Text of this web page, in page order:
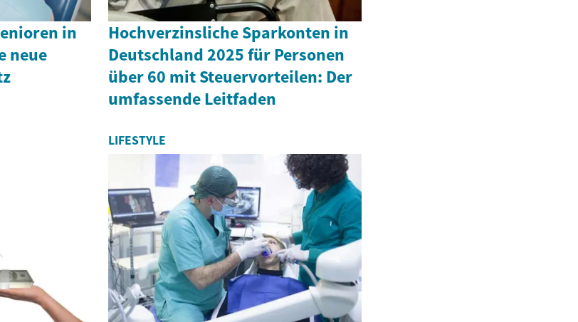
in
neue
Hochverzinsliche Sparkonten in
Deutschland 2025 für Personen
über 60 mit Steuervorteilen: Der
umfassende Leitfaden
LIFESTYLE